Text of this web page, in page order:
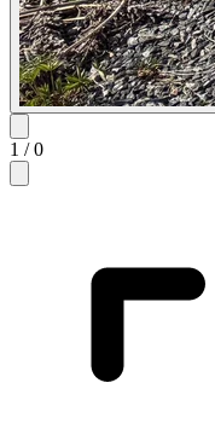
1 /0